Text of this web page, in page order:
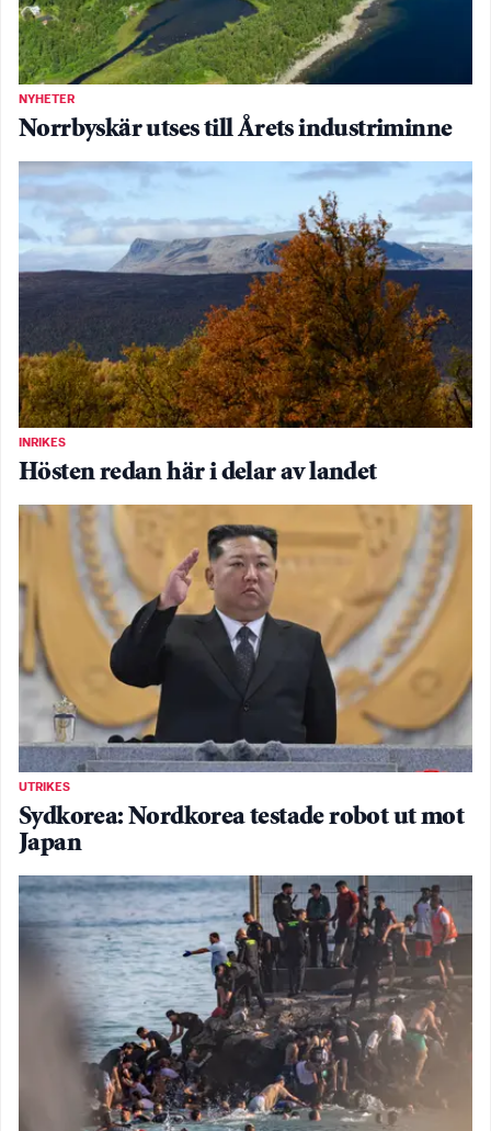
NYHETER
Norrbyskär utses till Årets industriminne
INRIKES
Hösten redan här i delar av landet
UTRIKES
Sydkorea: Nordkorea testade robot ut mot
Japan